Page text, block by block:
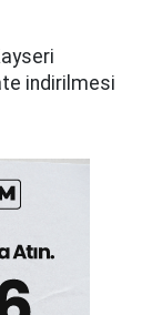
indirilmesi